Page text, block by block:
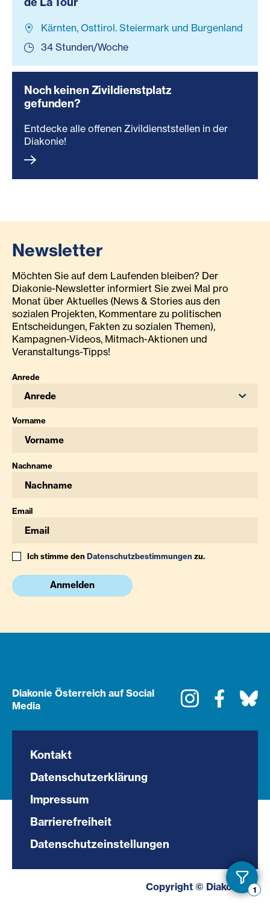
Kärnten, Osttirol. Steiermark und Burgenland
34 Stunden/Woche
Noch keinen Zivildienstplatz
gefunden?
Entdecke alle offenen Zivildienststellen in der
Diakonie!
1
Newsletter
Möchten Sie auf dem Laufenden bleiben? Der
Diakonie-Newsletter informiert Sie zwei Mal pro
Monat über Aktuelles (News & Stories aus den
sozialen Projekten, Kommentare zu politischen
Entscheidungen, Fakten zu sozialen Themen),
Kampagnen-Videos, Mitmach-Aktionen und
Veranstaltungs-Tipps!
Anrede
Anrede
Vorname
Nachname
Email
Ich stimme denDatenschutzbestimmungenzu.
Anmelden
Diakonie Österreich auf Social
Media
Instagram
Kontakt
Datenschutzerklärung
Impressum
Barrierefreiheit
Datenschutzeinstellungen
Copyright © Diakonie.at